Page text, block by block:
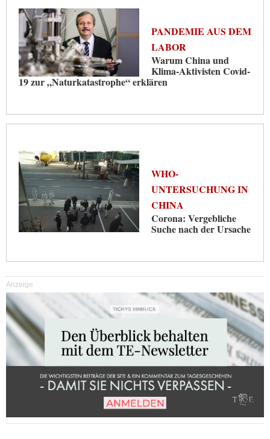
PANDEMIE AUS DEM
LABOR
Warum China und
Klima-Aktivisten Covid-
19 zur „Naturkatastrophe“ erklären
WHO-
UNTERSUCHUNG IN
CHINA
Corona: Vergebliche
Suche nach der Ursache
Anzeige